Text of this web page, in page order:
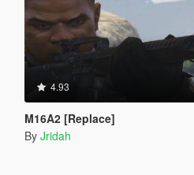
4.93
M16A2 [Replace]
By Jridah